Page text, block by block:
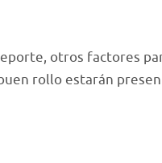
otros factores
rollo estarán